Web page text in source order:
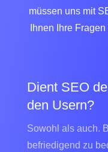
müssen uns mit
Ihnen Ihre
Dient SEO
den Usern?
Sowohl als auch.
befriedigend zu